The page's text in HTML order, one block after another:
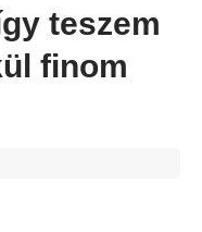
teszem
finom